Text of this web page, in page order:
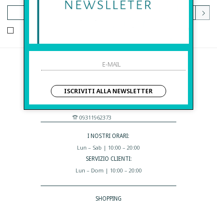
Before S.r.l.s.
Via Della Maestranza , 23
96100 Siracusa - Italia
Eshop@apiedinudinelparcoboutique.com
09311962373
I NOSTRI ORARI:
Lun – Sab | 10:00 – 20:00
SERVIZIO CLIENTI:
Lun – Dom | 10:00 – 20:00
SHOPPING
ISCRIVITI ALLA NEWSLETTER